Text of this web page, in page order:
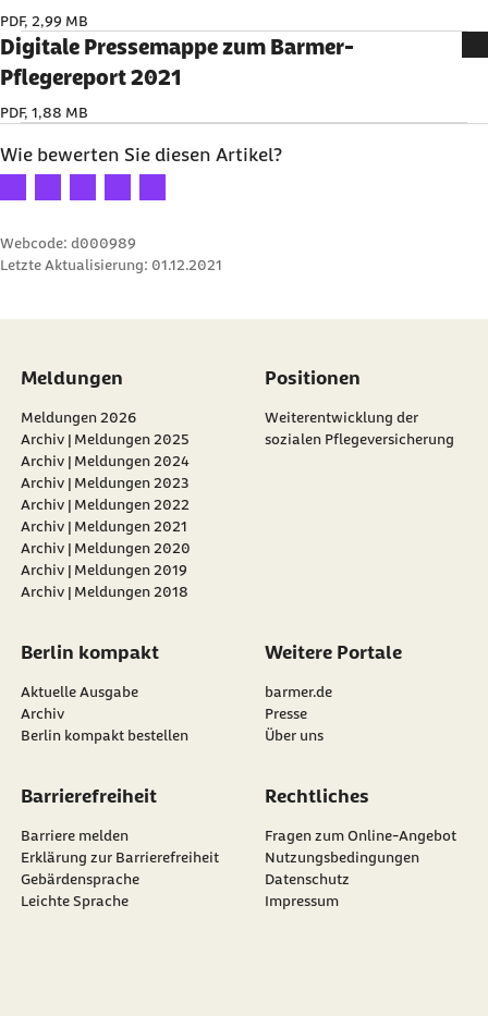
PDF, 2,99 MB
Digitale Pressemappe zum Barmer-
Pflegereport 2021
PDF, 1,88 MB
Wie bewerten Sie diesen Artikel?
Ihre Bewertung: 1 Stern
Ihre Bewertung: 2 Sterne
Ihre Bewertung: 3 Sterne
Ihre Bewertung: 4 Sterne
Ihre Bewertung: 5 Sterne
Webcode: d000989
Letzte Aktualisierung: 01.12.2021
Meldungen
Meldungen 2026
Archiv | Meldungen 2025
Archiv | Meldungen 2024
Archiv | Meldungen 2023
Archiv | Meldungen 2022
Archiv | Meldungen 2021
Archiv | Meldungen 2020
Archiv | Meldungen 2019
Archiv | Meldungen 2018
Positionen
Weiterentwicklung der
sozialen Pflegeversicherung
Berlin kompakt
Aktuelle Ausgabe
Archiv
Berlin kompakt bestellen
Weitere Portale
barmer.de
Presse
Über uns
Barrierefreiheit
Barriere melden
Erklärung zur Barrierefreiheit
Gebärdensprache
Leichte Sprache
Rechtliches
Fragen zum Online-Angebot
Nutzungsbedingungen
Datenschutz
Impressum